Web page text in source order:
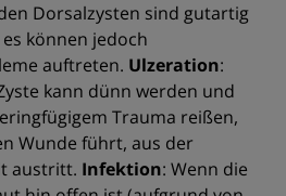
Dorsalzysten sind gutartig
können jedoch
auftreten. Ulzeration:
kann dünn werden und
Trauma reißen,
Wunde führt, aus der
austritt. Infektion: Wenn die